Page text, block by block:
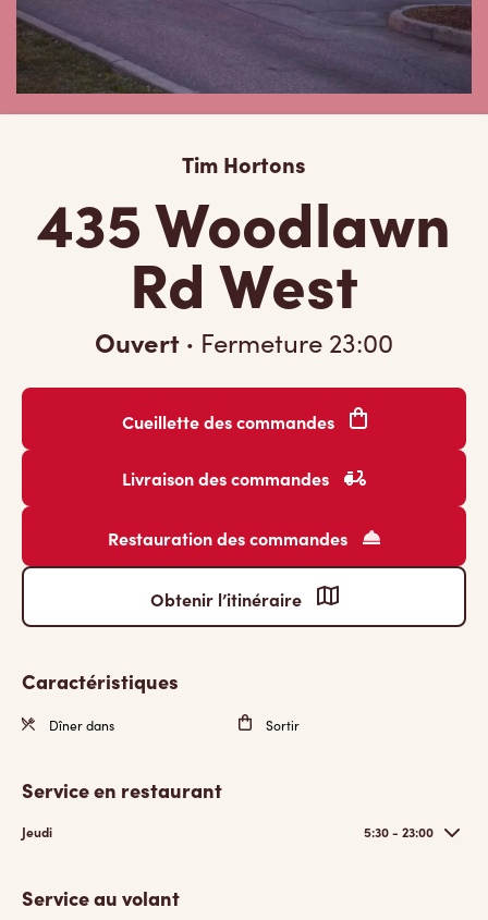
Tim Hortons
435 Woodlawn
Rd West
Ouvert · Fermeture 23:00
Cueillette des commandes
Livraison des commandes
Restauration des commandes
Obtenir l’itinéraire
Caractéristiques
Dîner dans Sortir
Service en restaurant
Jeudi 5:30 - 23:00
Service au volant